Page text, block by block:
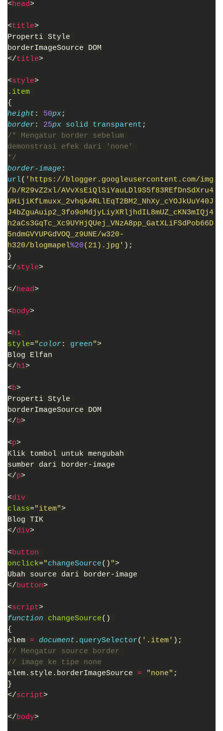
<head>
<title>
Properti Style
borderImageSource DOM
</title>
<style>
.item
{
height : 50px;
border: 25px solid transparent ;
/* Mengatur border sebelum
demonstrasi efek dari 'none'
*/
border-image :
url( 'https://blogger.googleusercontent.com/img
/b/R29vZ2xl/AVvXsEiQlSiYauLDl9S5f83REfDnSdXru4
UHijiKfLmuxx_2vhqkARLlEqT2BM2_NhXy_cYOJkUuY40J
J4bZguAuip2_3fo9oMdjyLiyXRljhdIL8mUZ_cKN3mIQj4
h2aCs3GqTc_Xc9UYHjQUej_VNzA8pp_GatXLiFSdPob66D
5ndmGVYUPGdVOQ_z9UNE/w320-
h320/blogmapel%20(21).jpg' );
}
</style>
</head>
<body>
<h1
style="color: green">
Blog Elfan
</h1>
<b>
Properti Style
borderImageSource DOM
</b>
<p>
Klik tombol untuk mengubah
sumber dari border-image
</p>
<div
class="item">
Blog TIK
</div>
<button
onclick="changeSource() ">
Ubah source dari border-image
</button>
<script>
function changeSource()
{
elem = document . querySelector( '.item' );
// Mengatur source border
// image ke tipe none
elem.style.borderImageSource = "none" ;
}
</script>
</body>